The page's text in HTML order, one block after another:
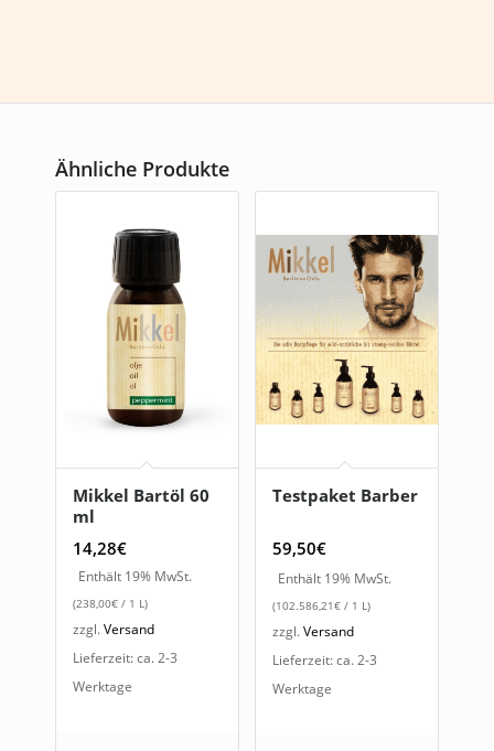
Ähnliche Produkte
Mikkel Bartöl 60
ml
14,28€
Enthält 19% MwSt.
(238,00€ / 1 L)
zzgl.Versand
Lieferzeit: ca. 2-3
Werktage
Testpaket Barber
59,50€
Enthält 19% MwSt.
(102.586,21€/ 1 L)
zzgl.Versand
Lieferzeit: ca. 2-3
Werktage